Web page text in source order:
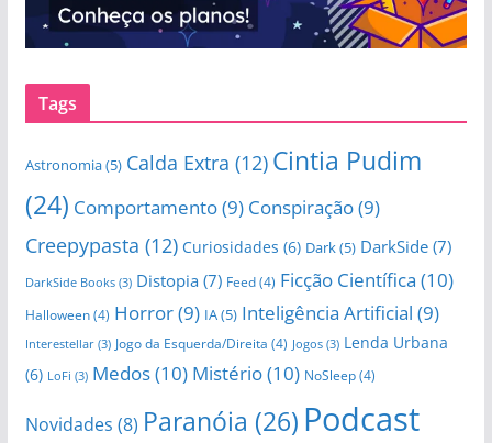
Tags
Astronomia(5) Calda Extra (12) Cintia Pudim
(24) Comportamento(9) Conspiração(9)
Creepypasta (12) Curiosidades (6) Dark(5) DarkSide(7)
DarkSide Books(3) Distopia(7) Feed(4) Ficção Científica (10)
Halloween(4) Horror(9) IA(5) Inteligência Artificial (9)
Interestellar(3) Jogo da Esquerda/Direita (4) Jogos(3) Lenda Urbana
(6) LoFi (3) Medos(10) Mistério(10) NoSleep(4)
Novidades (8) Paranóia (26) Podcast